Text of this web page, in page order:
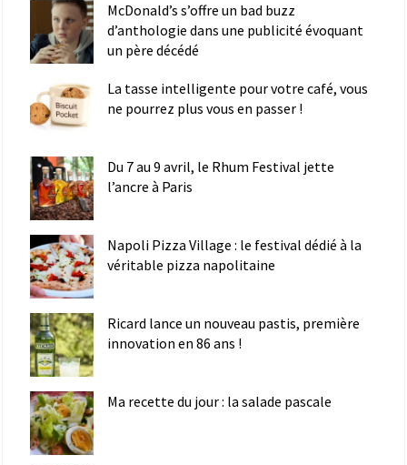
McDonald’s s’offre un bad buzz
d’anthologie dans une publicité évoquant
un père décédé
La tasse intelligente pour votre café, vous
ne pourrez plus vous en passer !
Du 7 au 9 avril, le Rhum Festival jette
l’ancre à Paris
Napoli Pizza Village : le festival dédié à la
véritable pizza napolitaine
Ricard lance un nouveau pastis, première
innovation en 86 ans !
Ma recette du jour : la salade pascale